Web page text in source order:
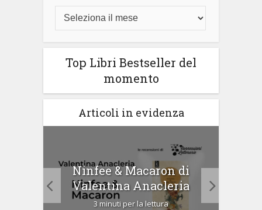
Top Libri Bestseller del
momento
Articoli in evidenza
Ninfee & Macaron di
Valentina Anacleria
3 minuti per la lettura